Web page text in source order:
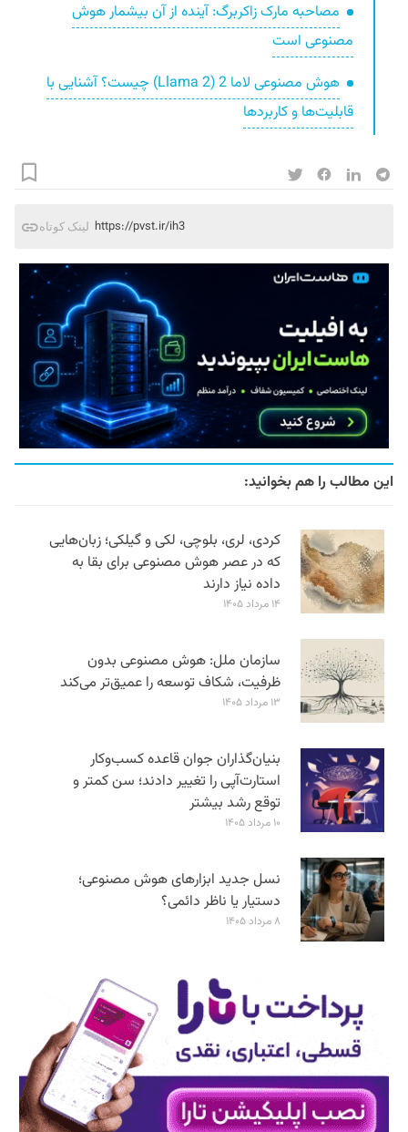
مصاحبه مارک زاکربرگ: آینده از آن بیشمار هوش
مصنوعی است
هوش مصنوعی لاما 2 (Llama 2) چیست؟ آشنایی با
قابلیت‌ها و کاربردها
لینک کوتاه https://pvst.ir/ih3
این مطالب را هم بخوانید:
کردی، لری، بلوچی، لکی و گیلکی؛ زبان‌هایی
که در عصر هوش مصنوعی برای بقا به
داده نیاز دارند
۱۴ مرداد ۱۴۰۵
سازمان ملل: هوش مصنوعی بدون
ظرفیت، شکاف توسعه را عمیق‌تر می‌کند
۱۳ مرداد ۱۴۰۵
بنیان‌گذاران جوان قاعده کسب‌وکار
استارت‌آپی را تغییر دادند؛ سن‌ کمتر و
توقع رشد بیشتر
۱۰ مرداد ۱۴۰۵
نسل جدید ابزارهای هوش مصنوعی؛
دستیار یا ناظر دائمی؟
۸ مرداد ۱۴۰۵